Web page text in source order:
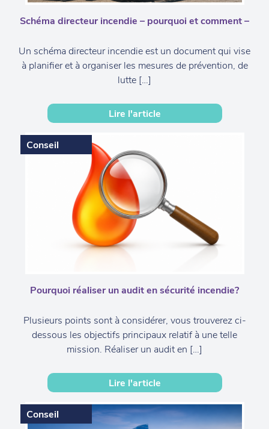
Schéma directeur incendie – pourquoi et comment –
Un schéma directeur incendie est un document qui vise
à planifier et à organiser les mesures de prévention, de
lutte […]
Lire l'article
Conseil
Pourquoi réaliser un audit en sécurité incendie?
Plusieurs points sont à considérer, vous trouverez ci-
dessous les objectifs principaux relatif à une telle
mission. Réaliser un audit en […]
Lire l'article
Conseil